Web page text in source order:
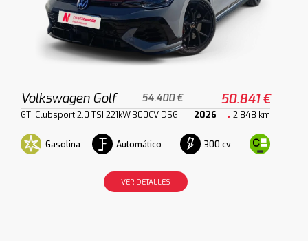
Volkswagen Golf 54.400 € 50.841 €
GTI Clubsport 2.0 TSI 221kW 300CV DSG 2026 2.848 km
Gasolina Automático 300 cv
VER DETALLES